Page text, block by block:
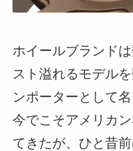
ホイールブランド
スト溢れるモデル
ンポーターとして
今でこそアメリカ
てきたが、ひと昔